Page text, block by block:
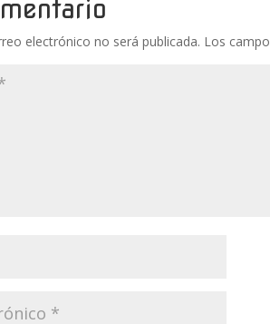
k
electrónico no será publicada. Los